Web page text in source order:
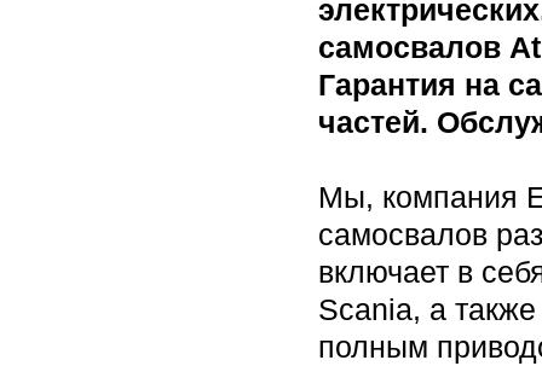
самосвалов
Гарантия на
частей.
Мы, компания
самосвалов
включает в
Scania, а
полным